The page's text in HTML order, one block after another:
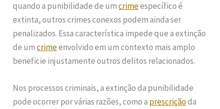
quando a punibilidade de umcrimeespecífico é
extinta, outros crimes conexos podem ainda ser
penalizados. Essa característica impede que a extinção
de umcrimeenvolvido em um contexto mais amplo
beneficie injustamente outros delitos relacionados.
Nos processos criminais, a extinção da punibilidade
pode ocorrer por várias razões, como a prescriçãoda